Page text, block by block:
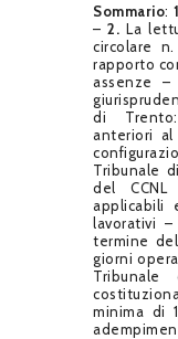
Sommario:
–2. La
circolare
rapporto
assenze –
di
anteriori al
Tribunale
del CCNL
applicabili
lavorativi
termine
giorni
Tribunale
minima di